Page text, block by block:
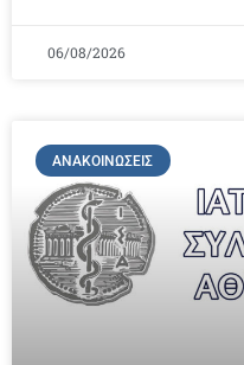
06/08/2026
ΑΝΑΚΟΙΝΏΣΕΙΣ